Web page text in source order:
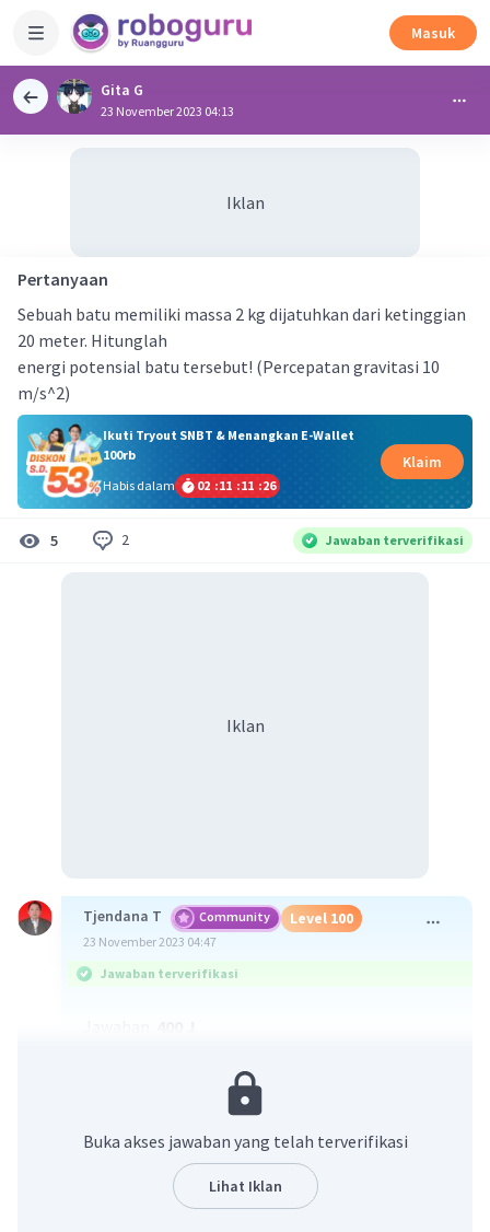
Masuk
Gita G
23 November 2023 04:13
Iklan
Pertanyaan
Sebuah batu memiliki massa 2 kg dijatuhkan dari ketinggian
20 meter. Hitunglah
energi potensial batu tersebut! (Percepatan gravitasi 10
m/s^2)
Ikuti Tryout SNBT & Menangkan E-Wallet
100rb
Habis dalam
02 :11 :11 :25
Klaim
5 2 Jawaban terverifikasi
Iklan
Tjendana T Community Level 100
23 November 2023 04:47
Jawaban terverifikasi
= 2 × 10 × 20
Energi potensial batu tsb adalah 400 J
Buka akses jawaban yang telah terverifikasi
Lihat Iklan